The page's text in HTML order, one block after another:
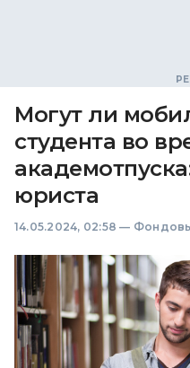
Могут ли
студента во
юриста
14.05.2024, 02:58 —